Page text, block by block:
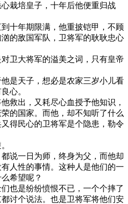
栽培皇子，十年后他便重归战
十年期限满，他重披铠甲，不顾
的敌国军队，卫将军的耿耿忠心
卫大将军的溢美之词，只有皇帝
是天子，想必是农家三岁小儿看
心。
救出，又耗尽心血授予他知识，
的国家。而他，却不知听了什么
得民心的卫将军是个隐患，勒令
说一日为师，终身为父，而他却
人性的事情。这种人是他们的一
希望呢？
也是纷纷愤恨不已，一个个摔了
讨个说法。也是卫将军将他们安